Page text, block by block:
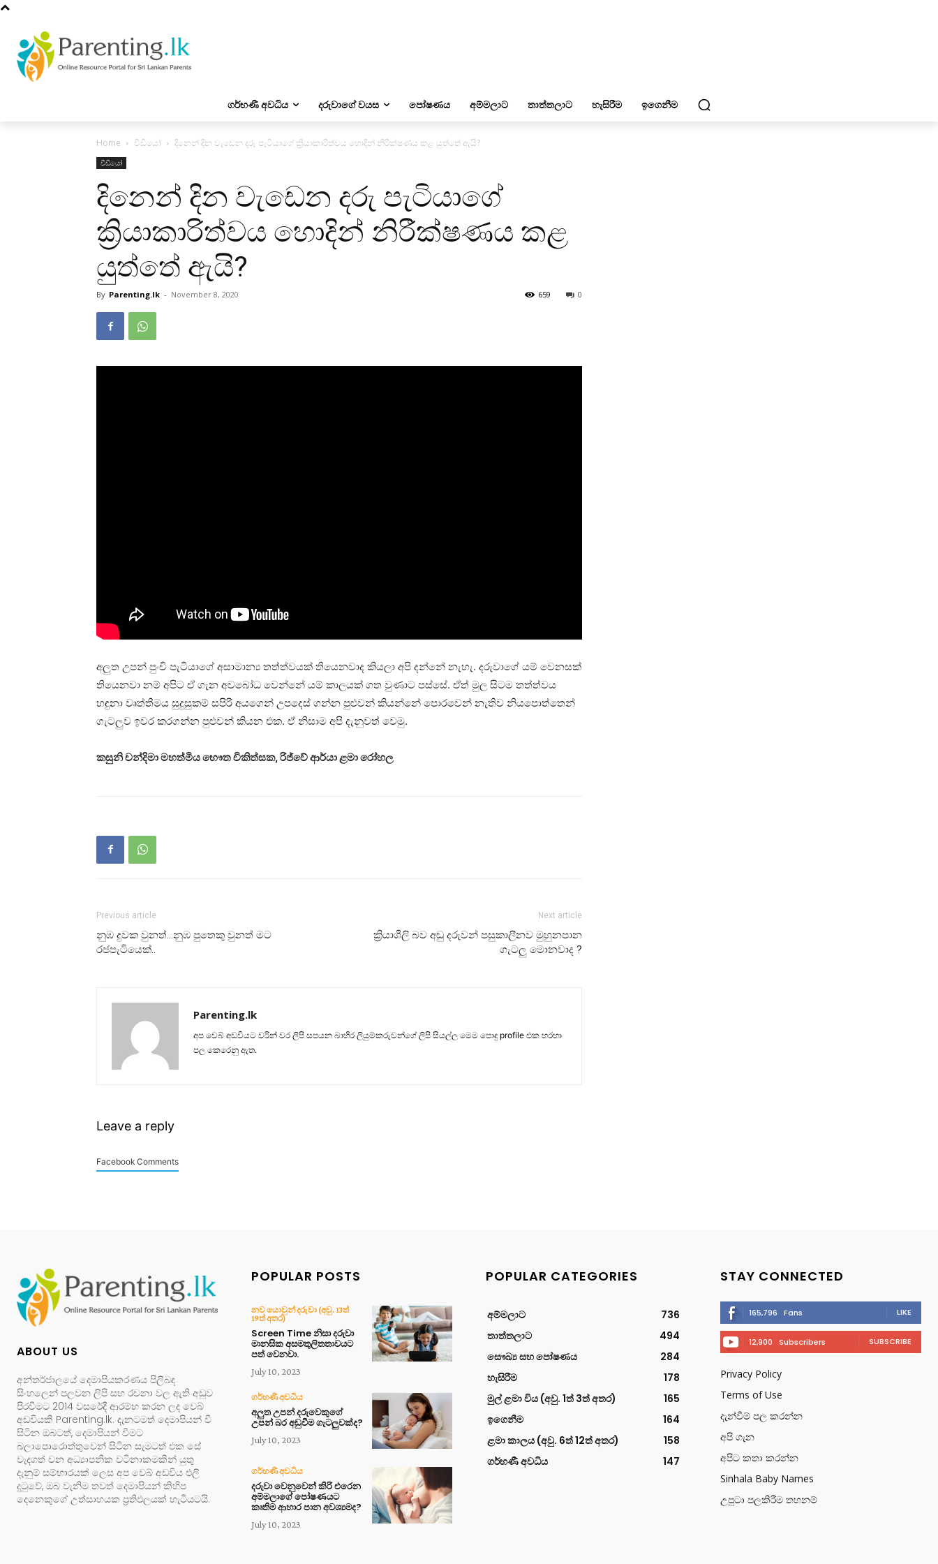
ගර්භණී අවධිය දරුවාගේ වයස පෝෂණය අම්මලාට තාත්තලාට හැසිරීම ඉගෙනීම
Home වීඩියෝ දිනෙන් දින වැඩෙන දරු පැටියාගේ ක්‍රියාකාරිත්වය හොදින් නිරීක්ෂණය කළ යුත්තේ ඇයි?
වීඩියෝ
දිනෙන් දින වැඩෙන දරු පැටියාගේ
ක්‍රියාකාරිත්වය හොදින් නිරීක්ෂණය කළ
යුත්තේ ඇයි?
By Parenting.lk - November 8, 2020 0
659
අලුත උපන් පුංචි පැටියාගේ අසාමාන්‍ය තත්ත්වයක් තියෙනවාද කියලා අපි දන්නේ නැහැ. දරුවාගේ යම් වෙනසක්
තියෙනවා නම් අපිට ඒ ගැන අවබෝධ වෙන්නේ යම් කාලයක් ගත වුණාට පස්සේ. ඒත් මුල සිටම තත්ත්වය
හඳුනා වෘත්තීමය සුදුසුකම් සපිරි අයගෙන් උපදෙස් ගන්න පුළුවන් කියන්නේ පොරවෙන් නැතිව නියපොත්තෙන්
ගැටලුව ඉවර කරගන්න පුළුවන් කියන එක. ඒ නිසාම අපි දැනුවත් වෙමු.
කසුනි චන්දිමා මහත්මිය භෞත චිකිත්සක, රිජ්වේ ආර්යා ළමා රෝහල
Previous article
නුඹ දුවක වුනත්…නුඹ පුතෙකු වුනත් මට
රජපැටියෙක්..
Next article
ක්‍රියාශීලි බව අඩු දරුවන් පසුකාලීනව මුහුනපාන
ගැටලු මොනවාද ?
Parenting.lk
අප වෙබ් අඩවියට වරින් වර ලිපි සපයන බාහිර ලියුම්කරුවන්ගේ ලිපි සියල්ල මෙම පොදු profile එක හරහා
පල කෙරෙනු ඇත.
Leave a reply
Facebook Comments
ABOUT US
අන්තර්ජාලයේ දෙමාපියකරණය පිලිබඳ
සිංහලෙන් පලවන ලිපි සහ රචනා වල ඇති අඩුව
පිරවීමට 2014 වසරේදී ආරම්භ කරන ලද වෙබ්
අඩවියකි Parenting.lk. දැනටමත් දෙමාපියන් වී
සිටින ඔබටත්, දෙමාපියන් වීමට
බලාපොරොත්තුවෙන් සිටින සැමටත් එක සේ
වැදගත් වන අධ්‍යාපනික වටිනාකමකින් යුතු
දැනුම් සම්භාරයක් ලෙස අප වෙබ් අඩවිය එලි
දුටුවේ, ඔබ වැනිම තවත් දෙමාපියන් කිහිප
දෙනෙකුගේ උත්සාහයක ප්‍රතිඵලයක් හැටියටයි.
POPULAR POSTS
නව යොවුන් දරුවා (අවු. 13ත්
19ත් අතර)
Screen Time නිසා දරුවා
මානසික අසමතුලිතතාවයට
පත් වෙනවා.
July 10, 2023
ගර්භණී අවධිය
අලුත උපන් දරුවෙකුගේ
උපන් බර අඩුවීම ගැටලුවක්ද?
July 10, 2023
ගර්භණී අවධිය
දරුවා වෙනුවෙන් කිරි එරෙන
අම්මලාගේ පෝෂණයට
කෘතිම ආහාර පාන අවශ්‍යමද?
July 10, 2023
POPULAR CATEGORIES
අම්මලාට
736
තාත්තලාට
494
සෞඛ්‍ය සහ පෝෂණය
284
හැසිරීම
178
මුල් ළමා විය (අවු. 1ත් 3ත් අතර)
165
ඉගෙනීම
164
ළමා කාලය (අවු. 6ත් 12ත් අතර)
158
ගර්භණී අවධිය
147
STAY CONNECTED
165,796 Fans LIKE
12,900 Subscribers SUBSCRIBE
Privacy Policy
Terms of Use
දැන්වීම් පල කරන්න
අපි ගැන
අපිට කතා කරන්න
Sinhala Baby Names
උපුටා පලකිරීම තහනම්